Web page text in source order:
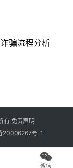
骗流程分析
有 免责声明
20006267号-1
微信